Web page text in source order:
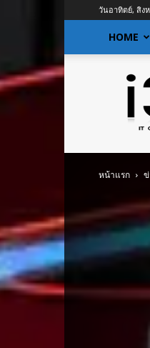
วันอาทิตย์, สิง
HOME
ข่
ไอ
ข้
ข่
กับ
ข่า
เท
หน้าแรก